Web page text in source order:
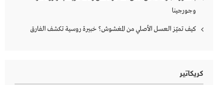
وجورجينا
كيف تميّز العسل الأصلي من المغشوش؟ خبيرة روسية تكشف الفارق
كريكاتير